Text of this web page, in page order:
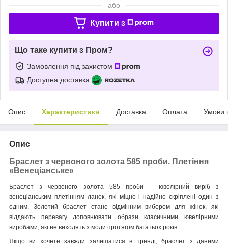
або
Купити з
Що таке купити з Пром?
Замовлення під захистом
Доступна доставка
Опис Характеристики Доставка Оплата Умови
Опис
Браслет з червоного золота 585 проби. Плетіння
«Венеціанське»
Браслет з червоного золота 585 проби – ювелірний виріб з
венеціанським плетінням ланок, які міцно і надійно скріплені один з
одним. Золотий браслет стане відмінним вибором для жінок, які
віддають перевагу доповнювати образи класичними ювелірними
виробами, які не виходять з моди протягом багатьох років.
Якщо ви хочете завжди залишатися в тренді, браслет з даними